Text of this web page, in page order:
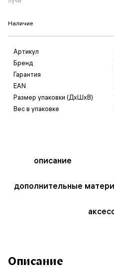
Наличие
Артикул
Бренд
Гарантия
EAN
Размер упаковки (ДxШxВ)
Вес в упаковке
описание
дополнительные
Описание